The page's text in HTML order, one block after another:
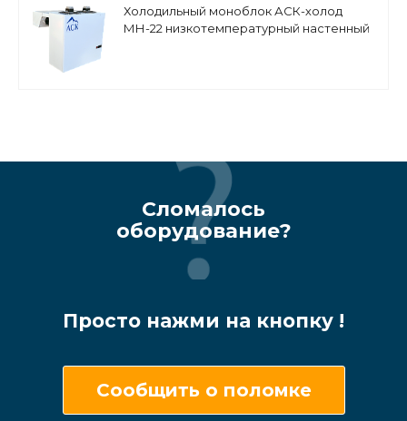
Холодильный моноблок АСК-холод
МН-22 низкотемпературный настенный
Сломалось
оборудование?
Просто нажми на кнопку !
Сообщить о поломке